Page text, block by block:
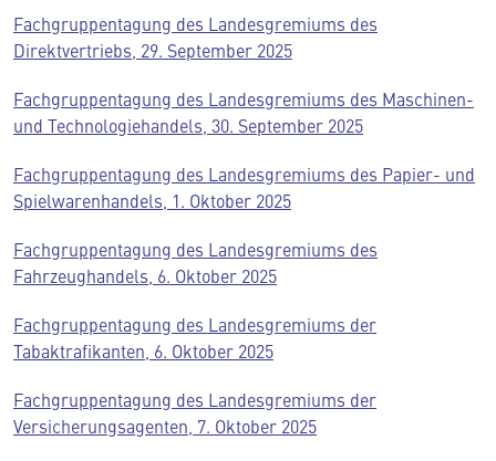
Fachgruppentagung des Landesgremiums des
Direktvertriebs, 29. September 2025
Fachgruppentagung des Landesgremiums des Maschinen-
und Technologiehandels, 30. September 2025
Fachgruppentagung des Landesgremiums des Papier- und
Spielwarenhandels, 1. Oktober 2025
Fachgruppentagung des Landesgremiums des
Fahrzeughandels, 6. Oktober 2025
Fachgruppentagung des Landesgremiums der
Tabaktrafikanten, 6. Oktober 2025
Fachgruppentagung des Landesgremiums der
Versicherungsagenten, 7. Oktober 2025